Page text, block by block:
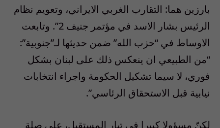
بارزين هما: التقارب الغربي الايراني، وتعويم نظام
الرئيس بشار الاسد في مؤتمر جنيف 2”. وتابعت
الاوساط في “حزب الله” ضمن حديثها لـ”جنوبية”:
“من الطبيعي ان ينعكس ذلك على لبنان بشكل
فوري، لا سيما تشكيل الحكومة واجراء انتخابات
نيابية قبل الاستحقاق الرئاسي”.
لكنّ مسؤولا كبيرا في تيار المستقبل، على صلة